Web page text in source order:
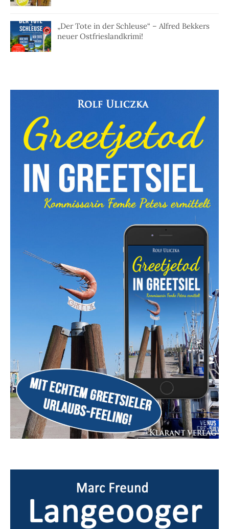
„Der Tote in der Schleuse“ – Alfred Bekkers
neuer Ostfrieslandkrimi!